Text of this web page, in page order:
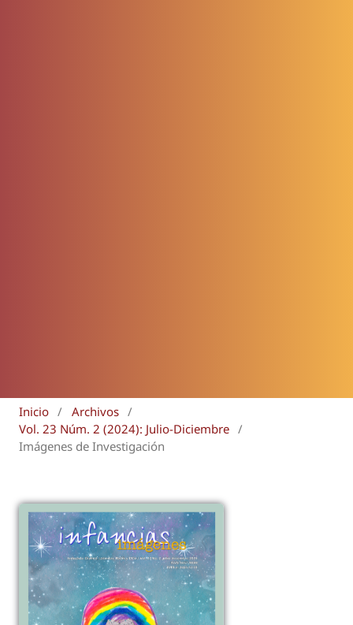
Inicio / Archivos /
Vol. 23 Núm. 2 (2024): Julio-Diciembre /
Imágenes de Investigación